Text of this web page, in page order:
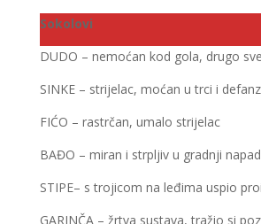
Sokolovi
DUDO – nemoćan kod gola, drugo
SINKE – strijelac, moćan u trci i
FIĆO – rastrčan, umalo strijelac
BAĐO – miran i strpljiv u gradnji
STIPE– s trojicom na leđima uspio
GARINČA – žrtva sustava, tražio si